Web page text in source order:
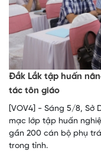
Đắk Lắk tập huấn
tác tôn giáo
[VOV4] - Sáng 5/8, Sở
mạc lớp tập huấn
gần 200 cán bộ phụ
trong tỉnh.